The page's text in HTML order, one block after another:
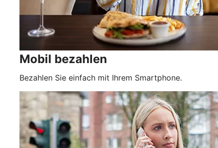
Mobil bezahlen
Bezahlen Sie einfach mit Ihrem Smartphone.